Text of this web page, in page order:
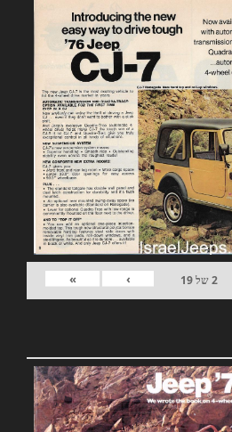
2של19
›
»